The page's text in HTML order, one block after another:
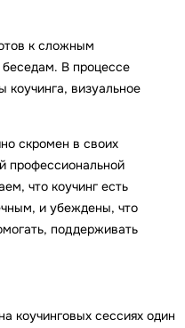
к сложным
В процессе
коучинга, визуальное
скромен в своих
профессиональной
что коучинг есть
и убеждены, что
поддерживать
коучинговых сессиях один